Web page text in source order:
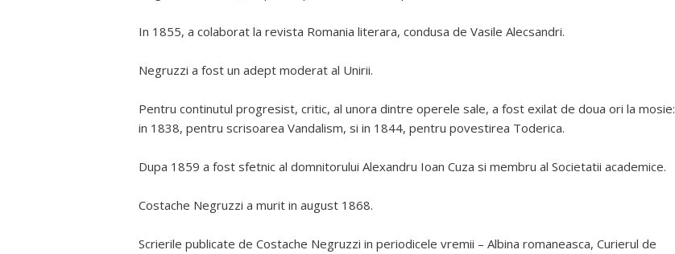
In 1855, a colaborat la revista Romania literara, condusa de Vasile Alecsandri.
Negruzzi a fost un adept moderat al Unirii.
Pentru continutul progresist, critic, al unora dintre operele sale, a fost exilat de doua ori la mosie:
in 1838, pentru scrisoarea Vandalism, si in 1844, pentru povestirea Toderica.
Dupa 1859 a fost sfetnic al domnitorului Alexandru Ioan Cuza si membru al Societatii academice.
Costache Negruzzi a murit in august 1868.
Scrierile publicate de Costache Negruzzi in periodicele vremii – Albina romaneasca, Curierul de